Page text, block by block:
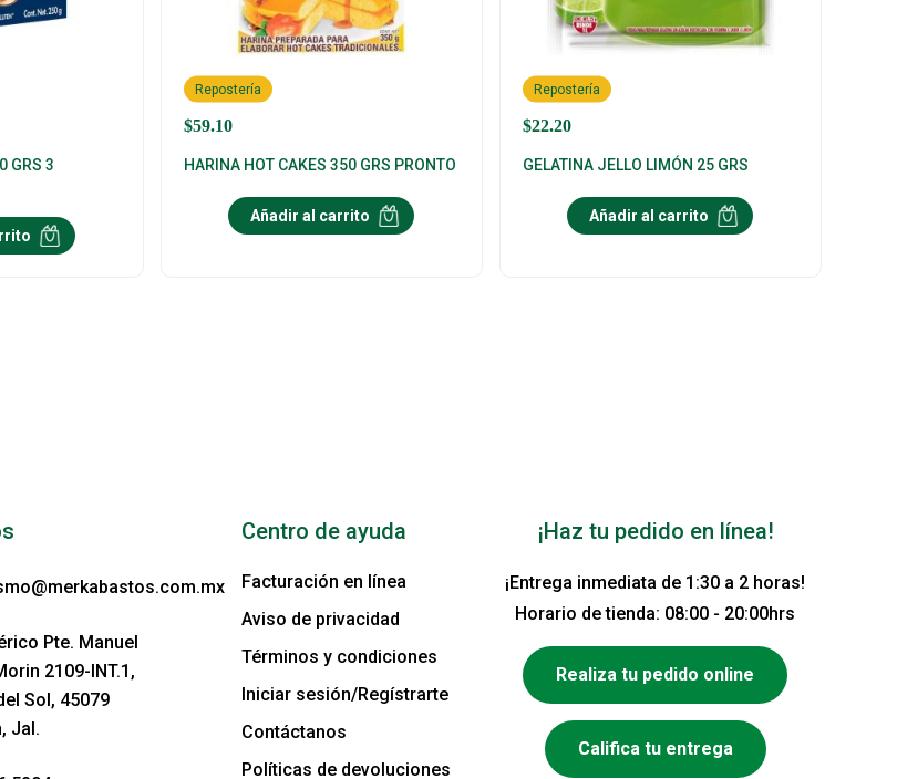
GRS 3
$59.10
Repostería
HARINA HOT CAKES 350 GRS PRONTO
Añadir al carrito
$22.20
Repostería
GELATINA JELLO LIMÓN 25 GRS
Añadir al carrito
Pte. Manuel
2109-INT.1,
Sol, 45079
Jal.
Centro de ayuda
Facturación en línea
Aviso de privacidad
Términos y condiciones
Iniciar sesión/Regístrarte
Contáctanos
Políticas de devoluciones
¡Haz tu pedido en línea!
¡Entrega inmediata de 1:30 a 2 horas!
Horario de tienda: 08:00 - 20:00hrs
Realiza tu pedido online
Califica tu entrega